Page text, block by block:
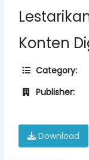
Konten
Category:
Publisher:
Download